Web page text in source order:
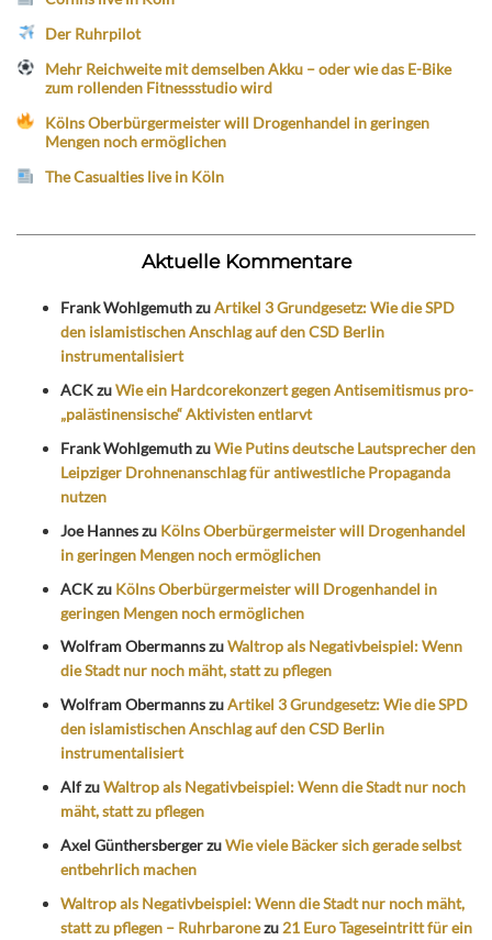
Der Ruhrpilot
Mehr Reichweite mit demselben Akku – oder wie das E-Bike
zum rollenden Fitnessstudio wird
Kölns Oberbürgermeister will Drogenhandel in geringen
Mengen noch ermöglichen
The Casualties live in Köln
Aktuelle Kommentare
Frank WohlgemuthzuArtikel 3 Grundgesetz: Wie die SPD
den islamistischen Anschlag auf den CSD Berlin
instrumentalisiert
ACKzuWie ein Hardcorekonzert gegen Antisemitismus pro-
„palästinensische“ Aktivisten entlarvt
Frank WohlgemuthzuWie Putins deutsche Lautsprecher den
Leipziger Drohnenanschlag für antiwestliche Propaganda
nutzen
Joe Hanneszu Kölns Oberbürgermeister will Drogenhandel
in geringen Mengen noch ermöglichen
ACKzu Kölns Oberbürgermeister will Drogenhandel in
geringen Mengen noch ermöglichen
Wolfram ObermannszuWaltrop als Negativbeispiel: Wenn
die Stadt nur noch mäht, statt zu pflegen
Wolfram ObermannszuArtikel 3 Grundgesetz: Wie die SPD
den islamistischen Anschlag auf den CSD Berlin
instrumentalisiert
AlfzuWaltrop als Negativbeispiel: Wenn die Stadt nur noch
mäht, statt zu pflegen
Axel GünthersbergerzuWie viele Bäcker sich gerade selbst
entbehrlich machen
Waltrop als Negativbeispiel: Wenn die Stadt nur noch mäht,
statt zu pflegen – Ruhrbaronezu 21 Euro Tageseintritt für ein